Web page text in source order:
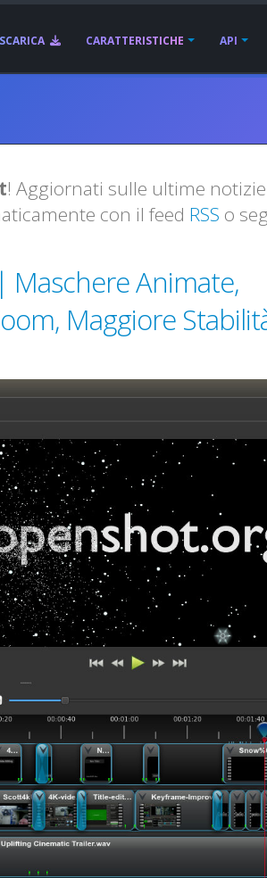
SCARICA CARATTERISTICHE API
! Aggiornati sulle ultime
con il feed RSS o
Maschere Animate,
Maggiore